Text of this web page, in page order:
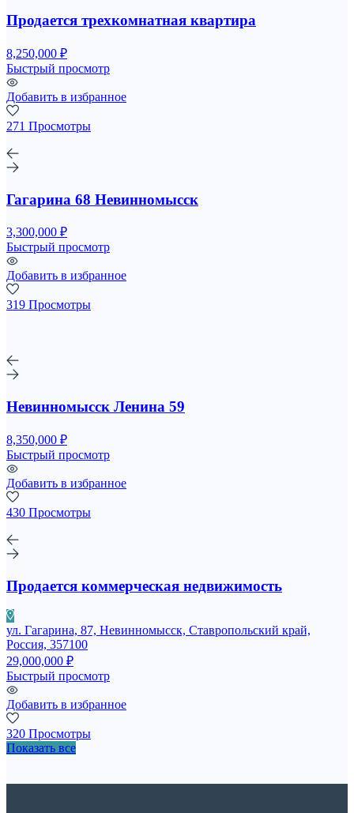
Продается трехкомнатная квартира
8,250,000 ₽
Быстрый просмотр
Добавить в избранное
271 Просмотры
Гагарина 68 Невинномысск
3,300,000 ₽
Быстрый просмотр
Добавить в избранное
319 Просмотры
Невинномысск Ленина 59
8,350,000 ₽
Быстрый просмотр
Добавить в избранное
430 Просмотры
Продается коммерческая недвижимость
ул. Гагарина, 87, Невинномысск, Ставропольский край,
Россия, 357100
29,000,000 ₽
Быстрый просмотр
Добавить в избранное
320 Просмотры
Показать все